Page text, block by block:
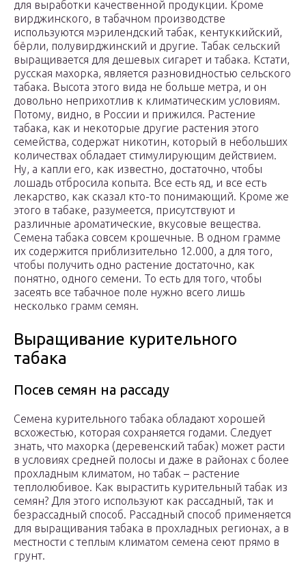
для выработки качественной продукции. Кроме
вирджинского, в табачном производстве
используются мэрилендский табак, кентуккийский,
бёрли, полувирджинский и другие. Табак сельский
выращивается для дешевых сигарет и табака. Кстати,
русская махорка, является разновидностью сельского
табака. Высота этого вида не больше метра, и он
довольно неприхотлив к климатическим условиям.
Потому, видно, в России и прижился. Растение
табака, как и некоторые другие растения этого
семейства, содержат никотин, который в небольших
количествах обладает стимулирующим действием.
Ну, а капли его, как известно, достаточно, чтобы
лошадь отбросила копыта. Все есть яд, и все есть
лекарство, как сказал кто-то понимающий. Кроме же
этого в табаке, разумеется, присутствуют и
различные ароматические, вкусовые вещества.
Семена табака совсем крошечные. В одном грамме
их содержится приблизительно 12.000, а для того,
чтобы получить одно растение достаточно, как
понятно, одного семени. То есть для того, чтобы
засеять все табачное поле нужно всего лишь
несколько грамм семян.
Выращивание курительного
табака
Посев семян на рассаду
Семена курительного табака обладают хорошей
всхожестью, которая сохраняется годами. Следует
знать, что махорка (деревенский табак) может расти
в условиях средней полосы и даже в районах с более
прохладным климатом, но табак – растение
теплолюбивое. Как вырастить курительный табак из
семян? Для этого используют как рассадный, так и
безрассадный способ. Рассадный способ применяется
для выращивания табака в прохладных регионах, а в
местности с теплым климатом семена сеют прямо в
грунт.